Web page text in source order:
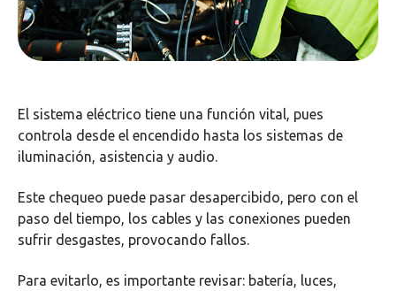
El sistema eléctrico tiene una función vital, pues
controla desde el encendido hasta los sistemas de
iluminación, asistencia y audio.
Este chequeo puede pasar desapercibido, pero con el
paso del tiempo, los cables y las conexiones pueden
sufrir desgastes, provocando fallos.
Para evitarlo, es importante revisar: batería, luces,